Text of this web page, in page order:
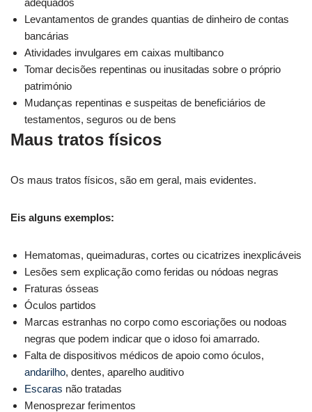
Levantamentos de grandes quantias de dinheiro de contas
bancárias
Atividades invulgares em caixas multibanco
Tomar decisões repentinas ou inusitadas sobre o próprio
património
Mudanças repentinas e suspeitas de beneficiários de
testamentos, seguros ou de bens
Maus tratos físicos
Os maus tratos físicos, são em geral, mais evidentes.
Eis alguns exemplos:
Hematomas, queimaduras, cortes ou cicatrizes inexplicáveis
Lesões sem explicação como feridas ou nódoas negras
Fraturas ósseas
Óculos partidos
Marcas estranhas no corpo como escoriações ou nodoas
negras que podem indicar que o idoso foi amarrado.
Falta de dispositivos médicos de apoio como óculos,
andarilho, dentes, aparelho auditivo
Escaras não tratadas
Menosprezar ferimentos